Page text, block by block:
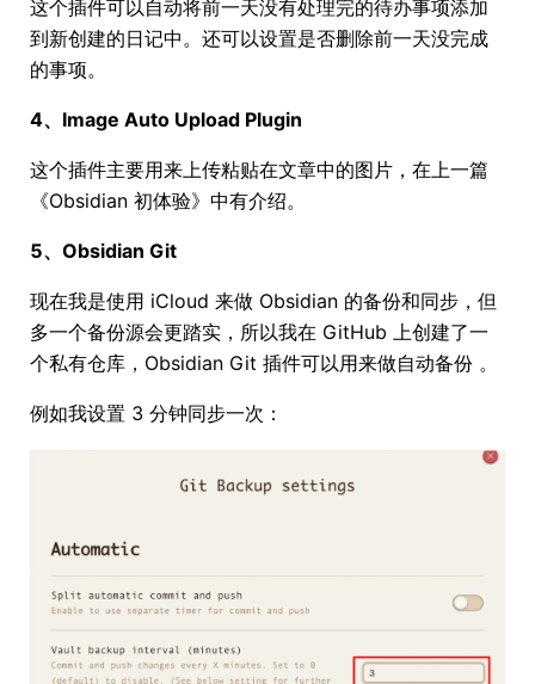
这个插件可以自动将前一天没有处理完的待办事项添加
到新创建的日记中。还可以设置是否删除前一天没完成
的事项。
4、Image Auto Upload Plugin
这个插件主要用来上传粘贴在文章中的图片，在上一篇
《Obsidian 初体验》中有介绍。
5、Obsidian Git
现在我是使用 iCloud 来做 Obsidian 的备份和同步，但
多一个备份源会更踏实，所以我在 GitHub 上创建了一
个私有仓库，Obsidian Git 插件可以用来做自动备份 。
例如我设置 3 分钟同步一次：